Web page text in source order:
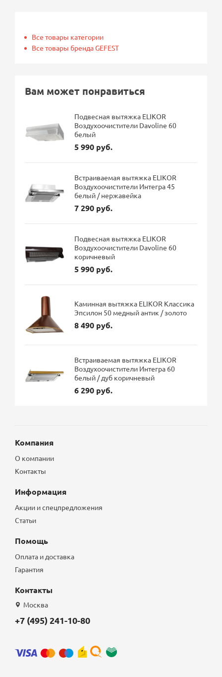
Все товары категории
Все товары бренда GEFEST
Вам может понравиться
Подвесная вытяжка ELIKOR
Воздухоочистители Davoline 60
белый
5 990 руб.
Встраиваемая вытяжка ELIKOR
Воздухоочистители Интегра 45
белый / нержавейка
7 290 руб.
Подвесная вытяжка ELIKOR
Воздухоочистители Davoline 60
коричневый
5 990 руб.
Каминная вытяжка ELIKOR Классика
Эпсилон 50 медный антик / золото
8 490 руб.
Встраиваемая вытяжка ELIKOR
Воздухоочистители Интегра 60
белый / дуб коричневый
6 290 руб.
Компания
О компании
Контакты
Информация
Акции и спецпредложения
Статьи
Помощь
Оплата и доставка
Гарантия
Контакты
Москва
+7 (495) 241-10-80